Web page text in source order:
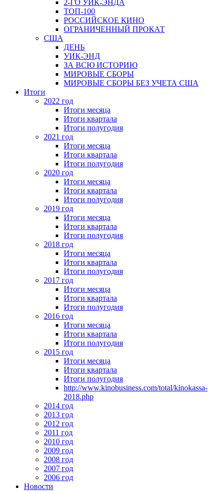
2-ГО УИК-ЭНДА
ТОП-100
РОССИЙСКОЕ КИНО
ОГРАНИЧЕННЫЙ ПРОКАТ
США
ДЕНЬ
УИК-ЭНД
ЗА ВСЮ ИСТОРИЮ
МИРОВЫЕ СБОРЫ
МИРОВЫЕ СБОРЫ БЕЗ УЧЕТА США
Итоги
2022 год
Итоги месяца
Итоги квартала
Итоги полугодия
2021 год
Итоги месяца
Итоги квартала
Итоги полугодия
2020 год
Итоги месяца
Итоги квартала
Итоги полугодия
2019 год
Итоги месяца
Итоги квартала
Итоги полугодия
2018 год
Итоги месяца
Итоги квартала
Итоги полугодия
2017 год
Итоги месяца
Итоги квартала
Итоги полугодия
2016 год
Итоги месяца
Итоги квартала
Итоги полугодия
2015 год
Итоги месяца
Итоги квартала
Итоги полугодия
http://www.kinobusiness.com/total/kinokassa-
2018.php
2014 год
2013 год
2012 год
2011 год
2010 год
2009 год
2008 год
2007 год
2006 год
Новости